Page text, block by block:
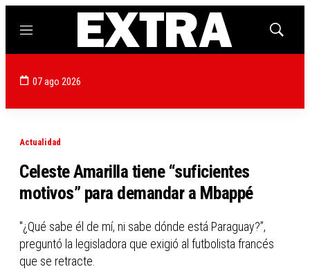
Menú
Mostrar
07 ago 2026
Actualidad
Celeste Amarilla tiene “suficientes
motivos” para demandar a Mbappé
"¿Qué sabe él de mí, ni sabe dónde está Paraguay?”,
preguntó la legisladora que exigió al futbolista francés
que se retracte.